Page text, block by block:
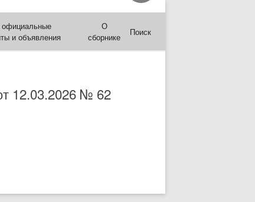
и объявления
О
сборнике
Поиск
12.03.2026 № 62